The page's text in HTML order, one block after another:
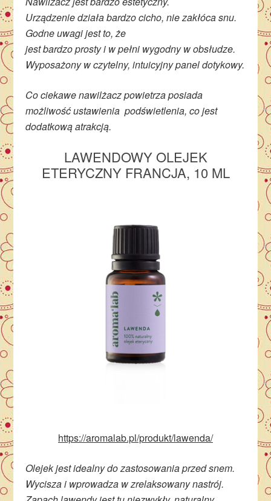
Urządzenie działa bardzo cicho, nie zakłóca snu.
Godne uwagi jest to, że
jest bardzo prosty i w pełni wygodny w obsłudze.
Wyposażony w czytelny, intuicyjny panel dotykowy.
Co ciekawe nawilżacz powietrza posiada
możliwość ustawienia podświetlenia, co jest
dodatkową atrakcją.
LAWENDOWY OLEJEK
ETERYCZNY FRANCJA, 10 ML
https://aromalab.pl/produkt/lawenda/
Olejek jest idealny do zastosowania przed snem.
Wycisza i wprowadza w zrelaksowany nastrój.